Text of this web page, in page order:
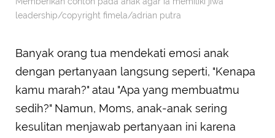
leadership/copyright fimela/adrian putra
Banyak orang tua mendekati emosi anak
dengan pertanyaan langsung seperti, "Kenapa
kamu marah?" atau "Apa yang membuatmu
sedih?" Namun, Moms, anak-anak sering
kesulitan menjawab pertanyaan ini karena